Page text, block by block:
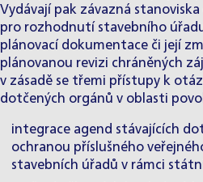
Vydávají pak závazná
pro rozhodnutí stavebního
plánovací dokumentace či její
plánovanou revizi chráněných
v zásadě se třemi přístupy k
dotčených orgánů v oblasti
integrace agend stávajících
ochranou příslušného
stavebních úřadů v rámci